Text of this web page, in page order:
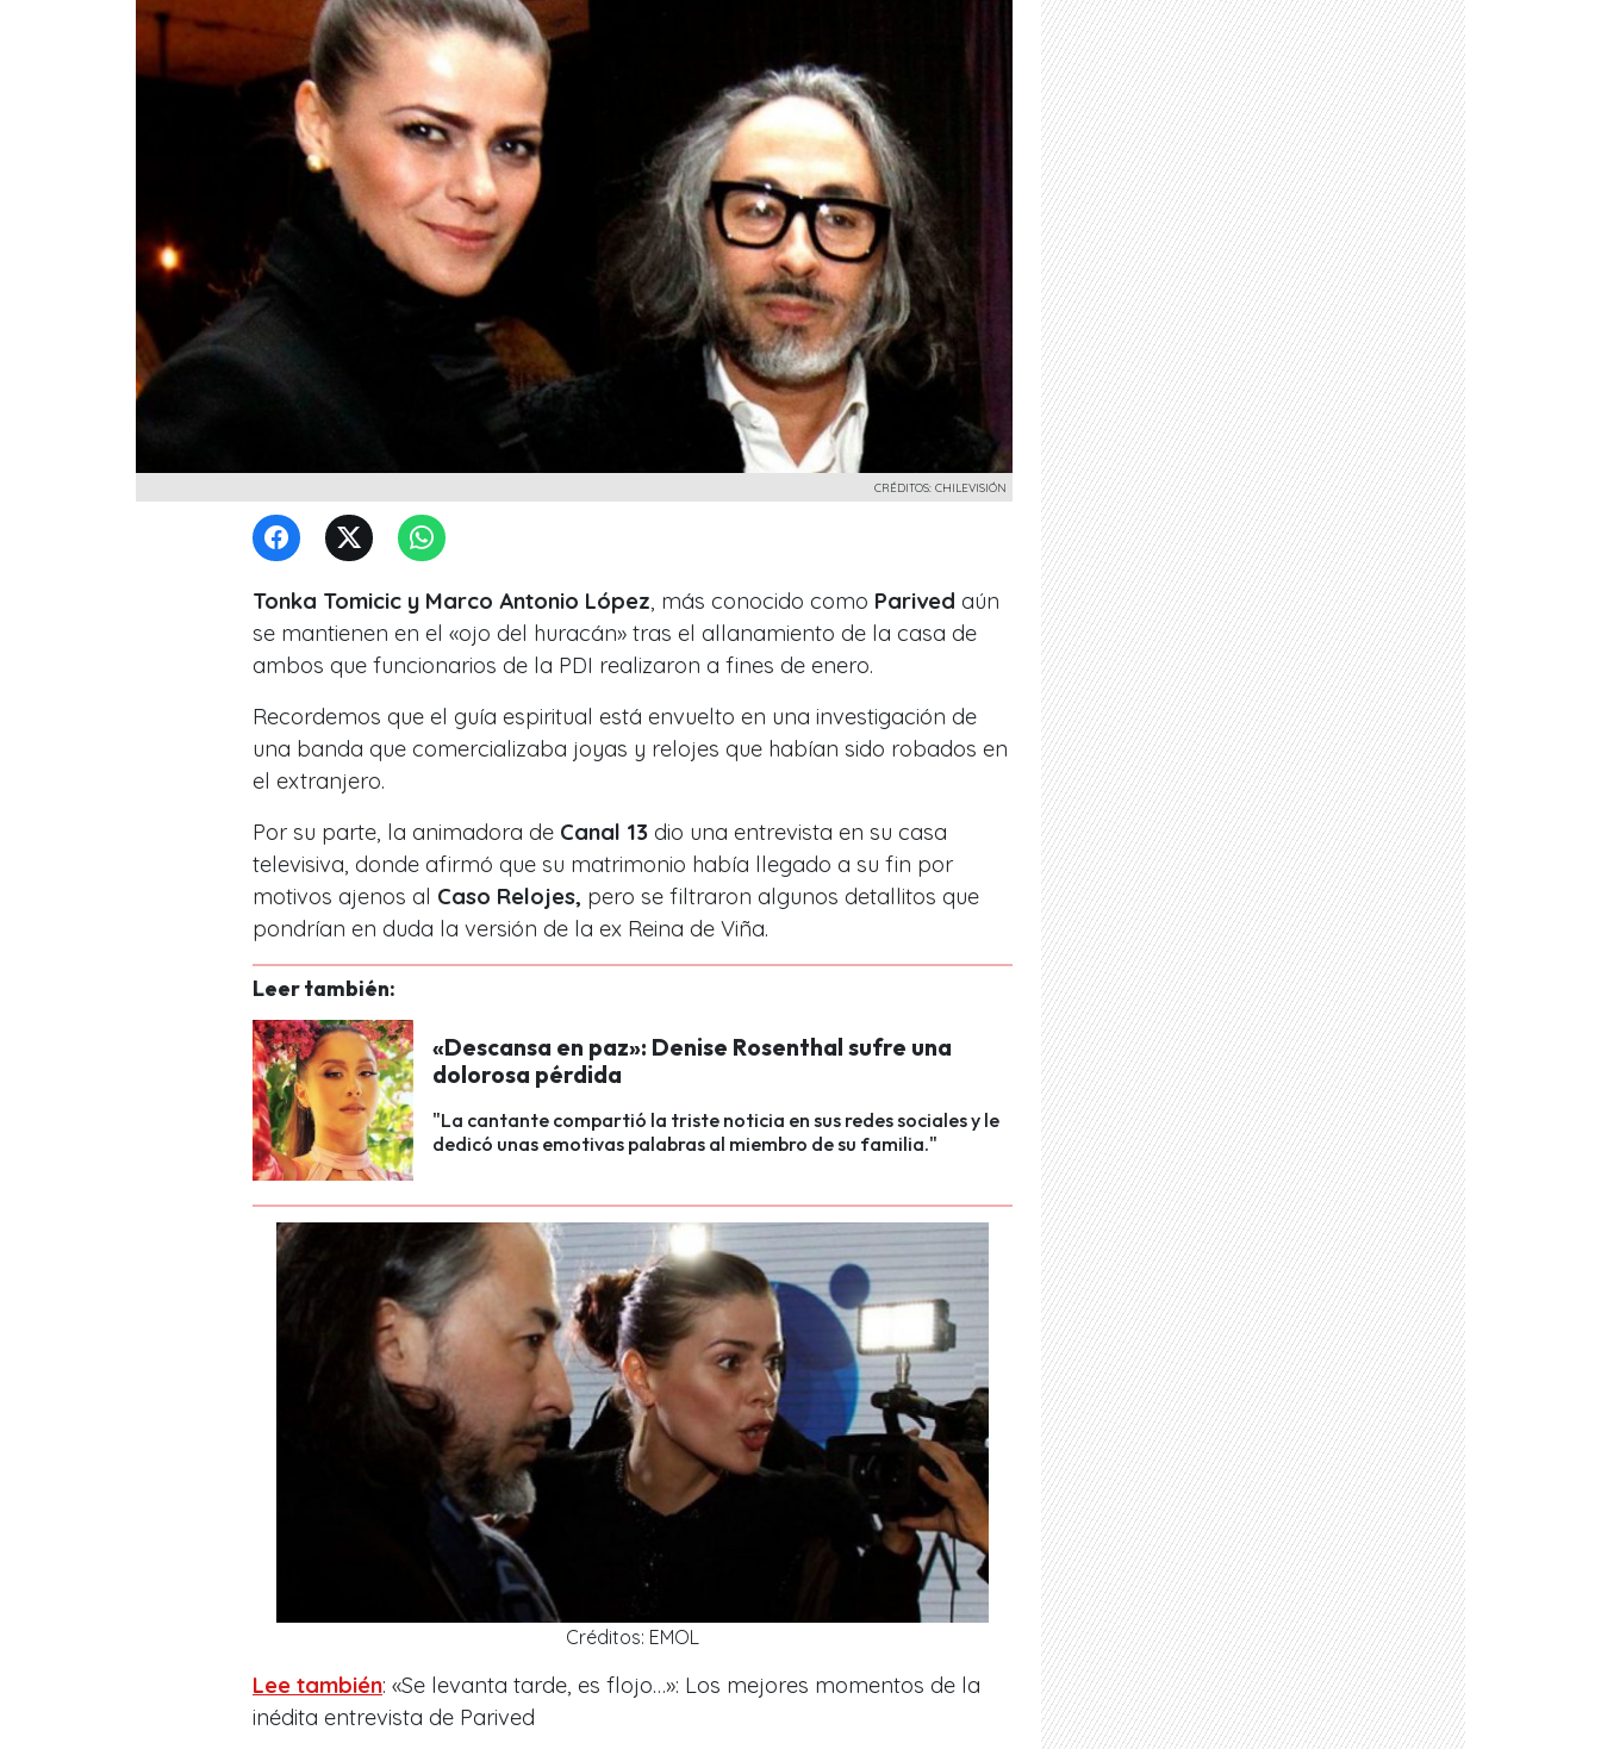
CRÉDITOS: CHILEVISIÓN
Tonka Tomicic y Marco Antonio López , más conocido como Parived aún
se mantienen en el «ojo del huracán» tras el allanamiento de la casa de
ambos que funcionarios de la PDI realizaron a fines de enero.
Recordemos que el guía espiritual está envuelto en una investigación de
una banda que comercializaba joyas y relojes que habían sido robados en
el extranjero.
Por su parte, la animadora de Canal 13 dio una entrevista en su casa
televisiva, donde afirmó que su matrimonio había llegado a su fin por
motivos ajenos al Caso Relojes, pero se filtraron algunos detallitos que
pondrían en duda la versión de la ex Reina de Viña.
Leer también:
«Descansa en paz»: Denise Rosenthal sufre una
dolorosa pérdida
"La cantante compartió la triste noticia en sus redes sociales y le
dedicó unas emotivas palabras al miembro de su familia."
Créditos: EMOL
Lee también: «Se levanta tarde, es flojo…»: Los mejores momentos de la
inédita entrevista de Parived